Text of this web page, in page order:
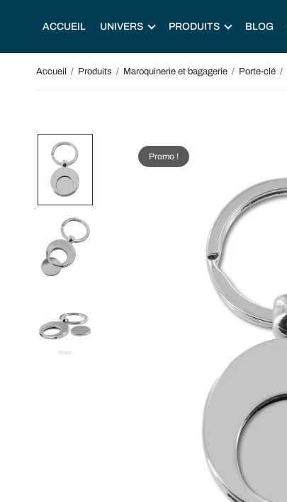
ACCUEIL UNIVERS PRODUITS BLOG
Accueil / Produits / Maroquinerie et bagagerie / Porte-clé /
Promo !